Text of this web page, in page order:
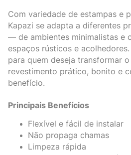
Com variedade de estampas e
Kapazi se adapta a diferentes
— de ambientes minimalistas e
espaços rústicos e
para quem deseja transformar
revestimento prático, bonito e
benefício.
Principais Benefícios
Flexível e fácil de instalar
Não propaga chamas
Limpeza rápida